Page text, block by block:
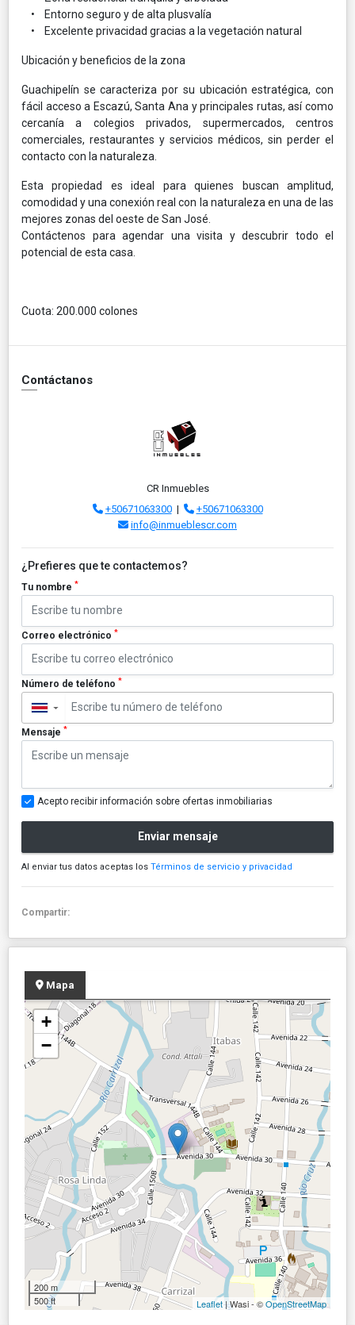
• Entorno seguro y de alta plusvalía
• Excelente privacidad gracias a la vegetación natural
Ubicación y beneficios de la zona
Guachipelín se caracteriza por su ubicación estratégica, con
fácil acceso a Escazú, Santa Ana y principales rutas, así como
cercanía a colegios privados, supermercados, centros
comerciales, restaurantes y servicios médicos, sin perder el
contacto con la naturaleza.
Esta propiedad es ideal para quienes buscan amplitud,
comodidad y una conexión real con la naturaleza en una de las
mejores zonas del oeste de San José.
Contáctenos para agendar una visita y descubrir todo el
potencial de esta casa.
Cuota: 200.000 colones
Contáctanos
CR Inmuebles
+50671063300|
+50671063300
info@inmueblescr.com
¿Prefieres que te contactemos?
Tu nombre *
Correo electrónico *
Número de teléfono *
▼
Mensaje *
Acepto recibir información sobre ofertas inmobiliarias
Enviar mensaje
Al enviar tus datos aceptas los Términos de servicio y privacidad
Compartir:
Mapa
+
−
200 m
500 ft
Leaflet| Wasi - ©OpenStreetMap